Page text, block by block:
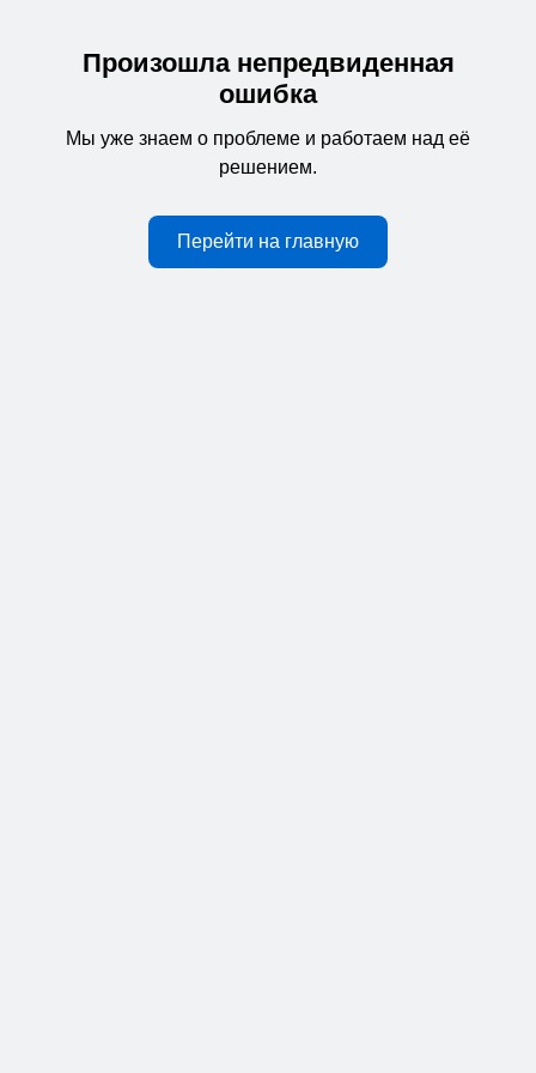
Произошла непредвиденная
ошибка
Мы уже знаем о проблеме и работаем над её
решением.
Перейти на главную